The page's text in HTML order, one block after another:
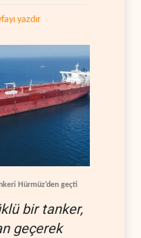
yazdır
Hürmüz’den geçti
bir tanker,
geçerek